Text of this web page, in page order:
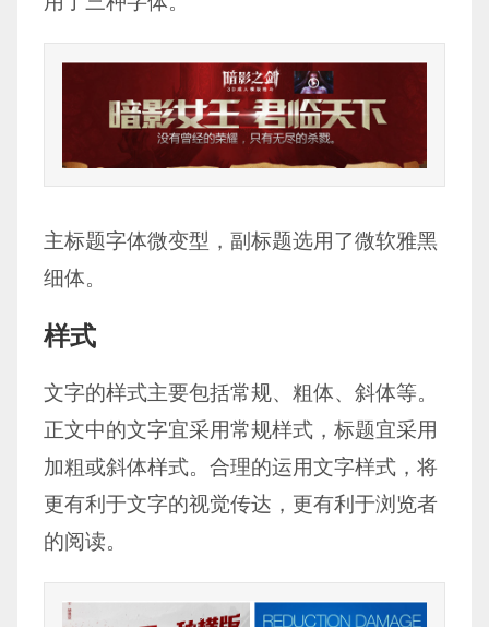
主标题字体微变型，副标题选用了微软雅黑
细体。
样式
文字的样式主要包括常规、粗体、斜体等。
正文中的文字宜采用常规样式，标题宜采用
加粗或斜体样式。合理的运用文字样式，将
更有利于文字的视觉传达，更有利于浏览者
的阅读。